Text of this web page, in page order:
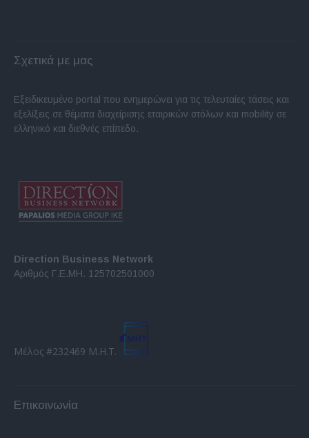
Σχετικά με μας
Εξειδικευμένο portal που ενημερώνει για τις τελευταίες τάσεις και
εξελίξεις σε θέματα διαχείρισης εταιρικών στόλων και mobility σε
ελληνικό και διεθνές επίπεδο.
Direction Business Network
Αριθμός Γ.Ε.ΜΗ. 125702501000
Μέλος #232469 Μ.Η.Τ.
Επικοινωνία